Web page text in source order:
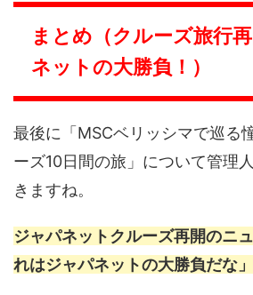
まとめ（クルーズ旅行
ネットの大勝負！）
最後に「MSCベリッシマで巡る
ーズ10日間の旅」について管理
きますね。
ジャパネットクルーズ再開のニ
れはジャパネットの大勝負だな